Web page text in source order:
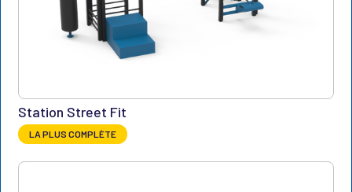
Station Street Fit
LA PLUS COMPLÈTE